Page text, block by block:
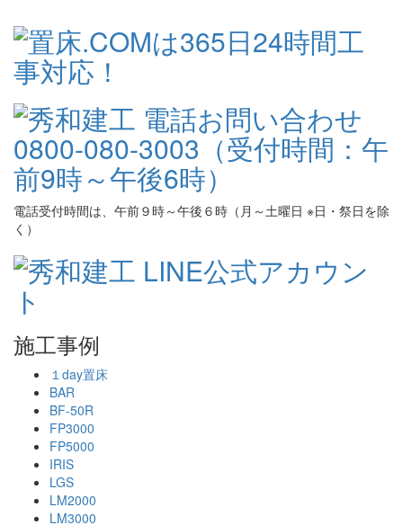
電話受付時間は、午前９時～午後６時（月～土曜日 ※日・祭日を除
く）
施工事例
１day置床
BAR
BF-50R
FP3000
FP5000
IRIS
LGS
LM2000
LM3000